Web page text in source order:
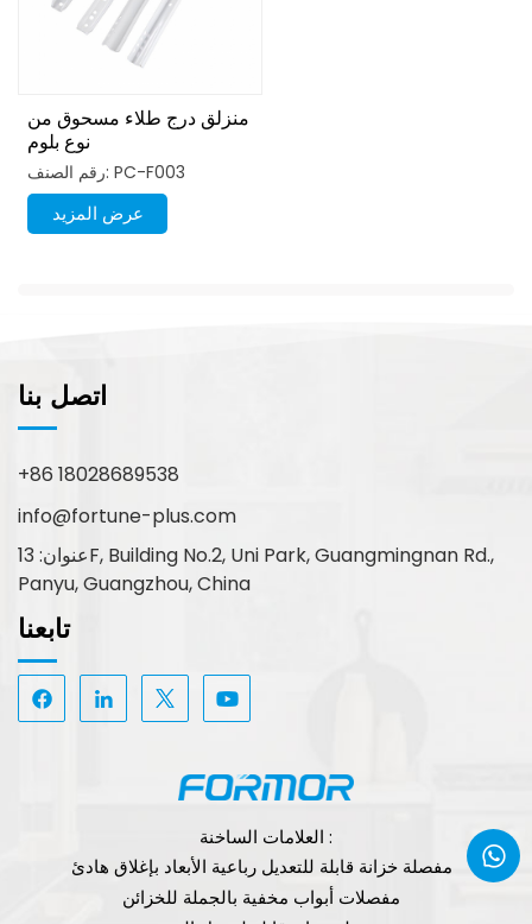
منزلق درج طلاء مسحوق من
نوع بلوم
رقم الصنف: PC-F003
عرض المزيد
اتصل بنا
+86 18028689538
info@fortune-plus.com
عنوان: 13F, Building No.2, Uni Park, Guangmingnan Rd.,
Panyu, Guangzhou, China
تابعنا
العلامات الساخنة :
مفصلة خزانة قابلة للتعديل رباعية الأبعاد بإغلاق هادئ
مفصلات أبواب مخفية بالجملة للخزائن